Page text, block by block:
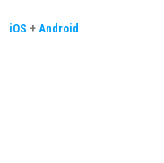
iOS + Android